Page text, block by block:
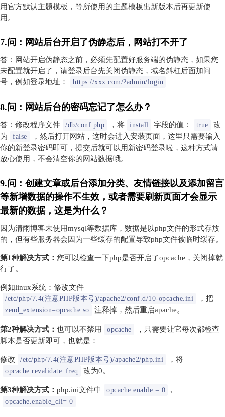
用官方默认主题模板，等所使用的主题模板出新版本后再更新使
用。
7.问：网站后台开启了伪静态后，网站打不开了
答：网站开启伪静态之前，必须先配置好服务端的伪静态，如果您
未配置就开启了，请登录后台先关闭伪静态，域名斜杠后面加问
号，例如登录地址：
https://xxx.com/?admin/login
8.问：网站后台的密码忘记了怎么办？
答：修改程序文件 /db/conf.php ，将 install 字段的值： true
改
为
false
，然后打开网站，这时会进入安装页面，这里只需要输入
你的新登录密码即可，提交后就可以用新密码登录啦，这种方式请
放心使用，不会清空你的网站数据哦。
9.问：创建文章或后台添加分类、友情链接以及添加留言
等新增数据的操作不生效，或者需要刷新页面才会显示
最新的数据，这是为什么？
因为清雨博客未使用mysql等数据库，数据是以php文件的形式存放
的，但有些服务器会因为一些缓存的配置导致php文件被临时缓存。
第1种解决方式： 您可以检查一下php是否开启了opcache，关闭掉就
行了。
例如linux系统：修改文件
/etc/php/7.4(注意PHP版本号)/apache2/conf.d/10-opcache.ini ，把
zend_extension=opcache.so 注释掉，然后重启apache。
第2种解决方式： 也可以不禁用 opcache
，只需要让它每次都检查
脚本是否更新即可，也就是：
修改 /etc/php/7.4(注意PHP版本号)/apache2/php.ini ，将
opcache.revalidate_freq 改为0。
第3种解决方式： php.ini文件中 opcache.enable = 0 ,
opcache.enable_cli= 0